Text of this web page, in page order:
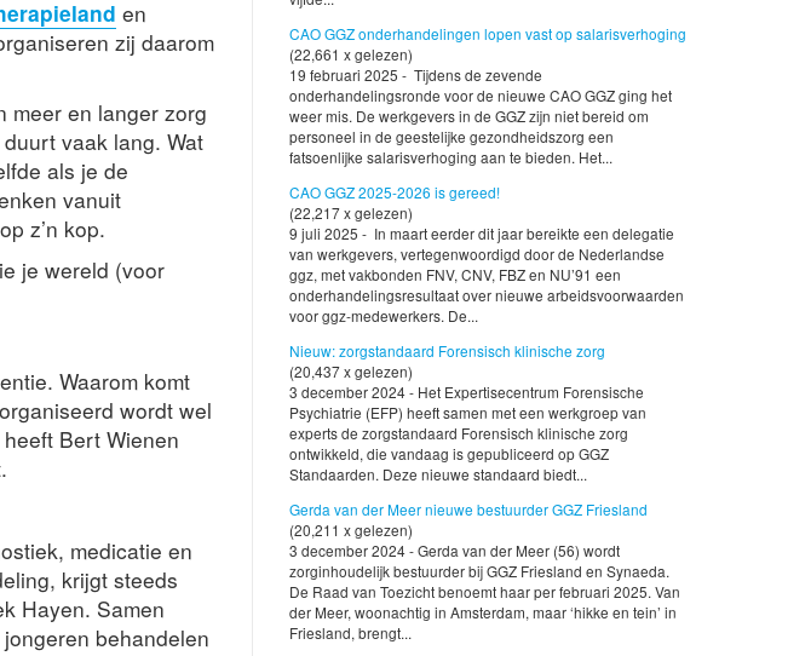
en
zij daarom
meer en langer zorg
vaak lang. Wat
als je de
vanuit
z’n kop.
je wereld (voor
Waarom komt
wordt wel
Bert Wienen
medicatie en
krijgt steeds
Hayen. Samen
behandelen
CAO GGZ onderhandelingen lopen vast op salarisverhoging
(22,661 x gelezen)
19 februari 2025 - Tijdens de zevende
onderhandelingsronde voor de nieuwe CAO GGZ ging het
weer mis. De werkgevers in de GGZ zijn niet bereid om
personeel in de geestelijke gezondheidszorg een
fatsoenlijke salarisverhoging aan te bieden. Het...
CAO GGZ 2025-2026 is gereed!
(22,217 x gelezen)
9 juli 2025 - In maart eerder dit jaar bereikte een delegatie
van werkgevers, vertegenwoordigd door de Nederlandse
ggz, met vakbonden FNV, CNV, FBZ en NU’91 een
onderhandelingsresultaat over nieuwe arbeidsvoorwaarden
voor ggz-medewerkers. De...
Nieuw: zorgstandaard Forensisch klinische zorg
(20,437 x gelezen)
3 december 2024 - Het Expertisecentrum Forensische
Psychiatrie (EFP) heeft samen met een werkgroep van
experts de zorgstandaard Forensisch klinische zorg
ontwikkeld, die vandaag is gepubliceerd op GGZ
Standaarden. Deze nieuwe standaard biedt...
Gerda van der Meer nieuwe bestuurder GGZ Friesland
(20,211 x gelezen)
3 december 2024 - Gerda van der Meer (56) wordt
zorginhoudelijk bestuurder bij GGZ Friesland en Synaeda.
De Raad van Toezicht benoemt haar per februari 2025. Van
der Meer, woonachtig in Amsterdam, maar ‘hikke en tein’ in
Friesland, brengt...